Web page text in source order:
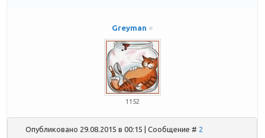
Greyman
1152
Опубликовано 29.08.2015 в 00:15 | Сообщение # 2